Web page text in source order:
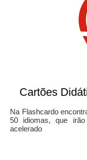
Cartões
Na Flashcardo
50 idiomas, que
acelerado